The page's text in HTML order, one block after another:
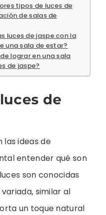
tipos de luces de
de salas de
luces de jaspe con la
una sala de estar?
lograr en una sala
de jaspe?
de
las ideas de
entender qué son
son conocidas
similar al
un toque natural